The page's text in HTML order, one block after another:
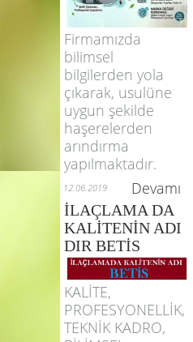
Firmamızda
bilimsel
bilgilerden yola
çıkarak, usulüne
uygun şekilde
haşerelerden
arındırma
yapılmaktadır.
12.06.2019 Devamı
İLAÇLAMA DA
KALİTENİN ADI
DIR BETİS